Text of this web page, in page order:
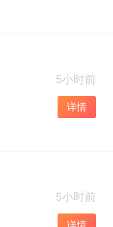
5小时前
详情
5小时前
详情